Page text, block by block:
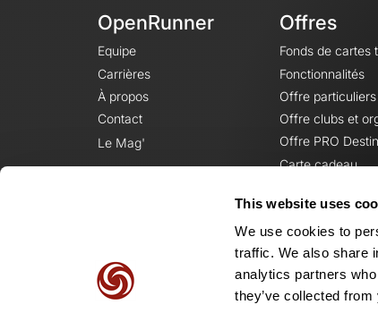
This website uses
We use cookies to
traffic. We also share
analytics partners
they’ve collected
OpenRunner
Equipe
Carrières
À propos
Contact
Le Mag'
Offres
Fonds de cartes
Fonctionnalités
Offre particuliers
Offre clubs et
Offre PRO
Carte cadeau